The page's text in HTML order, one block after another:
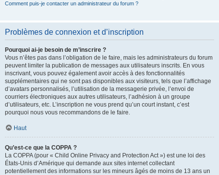
Comment puis-je contacter un administrateur du forum ?
Problèmes de connexion et d’inscription
Pourquoi ai-je besoin de m’inscrire ?
Vous n’êtes pas dans l’obligation de le faire, mais les administrateurs du forum
peuvent limiter la publication de messages aux utilisateurs inscrits. En vous
inscrivant, vous pouvez également avoir accès à des fonctionnalités
supplémentaires qui ne sont pas disponibles aux visiteurs, tels que l’affichage
d’avatars personnalisés, l’utilisation de la messagerie privée, l’envoi de
courriers électroniques aux autres utilisateurs, l’adhésion à un groupe
d’utilisateurs, etc. L’inscription ne vous prend qu’un court instant, c’est
pourquoi nous vous recommandons de le faire.
Haut
Qu’est-ce que la COPPA ?
La COPPA (pour « Child Online Privacy and Protection Act ») est une loi des
États-Unis d’Amérique qui demande aux sites internet collectant
potentiellement des informations sur les mineurs âgés de moins de 13 ans un